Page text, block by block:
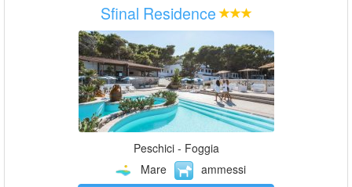
Sfinal Residence
Peschici - Foggia
Mare
ammessi